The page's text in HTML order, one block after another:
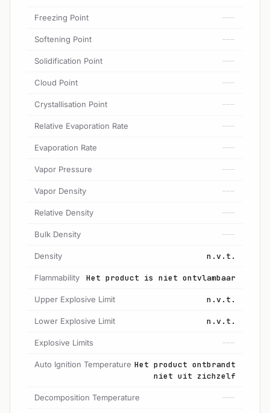
Freezing Point ---
Softening Point ---
Solidification Point ---
Cloud Point ---
Crystallisation Point ---
Relative Evaporation Rate ---
Evaporation Rate ---
Vapor Pressure ---
Vapor Density ---
Relative Density ---
Bulk Density ---
Density n.v.t.
Flammability Het product is niet ontvlambaar
Upper Explosive Limit n.v.t.
Lower Explosive Limit n.v.t.
Explosive Limits ---
Auto Ignition Temperature Het product ontbrandt
niet uit zichzelf
Decomposition Temperature ---